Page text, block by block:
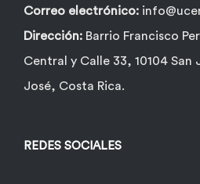
Correo electrónico:
Dirección: Barrio Francisco
Central y Calle 33, 10104 San
José, Costa Rica.
REDES SOCIALES